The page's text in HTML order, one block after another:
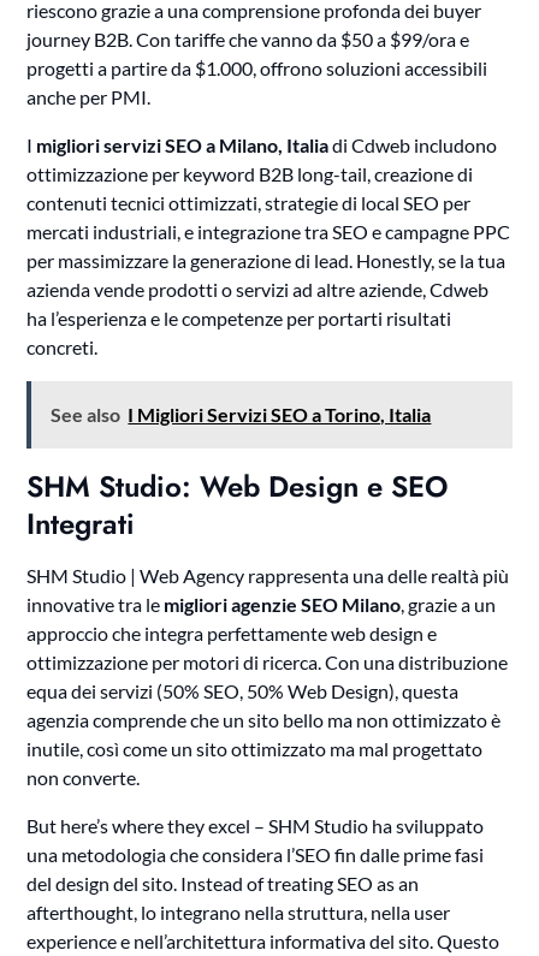
riescono grazie a una comprensione profonda dei buyer
journey B2B. Con tariffe che vanno da $50 a $99/ora e
progetti a partire da $1.000, offrono soluzioni accessibili
anche per PMI.
I migliori servizi SEO a Milano, Italiadi Cdweb includono
ottimizzazione per keyword B2B long-tail, creazione di
contenuti tecnici ottimizzati, strategie di local SEO per
mercati industriali, e integrazione tra SEO e campagne PPC
per massimizzare la generazione di lead. Honestly, se la tua
azienda vende prodotti o servizi ad altre aziende, Cdweb
ha l’esperienza e le competenze per portarti risultati
concreti.
See also I Migliori Servizi SEO a Torino, Italia
SHM Studio: Web Design e SEO
Integrati
SHM Studio | Web Agency rappresenta una delle realtà più
innovative tra le migliori agenzie SEO Milano , grazie a un
approccio che integra perfettamente web design e
ottimizzazione per motori di ricerca. Con una distribuzione
equa dei servizi (50% SEO, 50% Web Design), questa
agenzia comprende che un sito bello ma non ottimizzato è
inutile, così come un sito ottimizzato ma mal progettato
non converte.
But here’s where they excel – SHM Studio ha sviluppato
una metodologia che considera l’SEO fin dalle prime fasi
del design del sito. Instead of treating SEO as an
afterthought, lo integrano nella struttura, nella user
experience e nell’architettura informativa del sito. Questo